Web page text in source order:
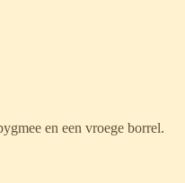
en een vroege borrel.